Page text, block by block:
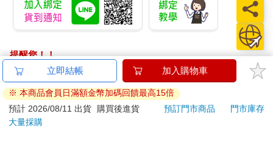
提醒您！！
金石堂及銀行均不會請您操作ATM! 如接獲電話要求您前往
ATM提款機，請不要聽從指示，以免受騙上當！
退換貨須知：
**提醒您，鑑賞期不等於試用期，退回商品須為全新狀態**
立即結帳 加入購物車
※ 本商品會員日滿額金幣加碼回饋最高15倍
預計 2026/08/11 出貨
購買後進貨 預訂門市商品
門市庫存
大量採購